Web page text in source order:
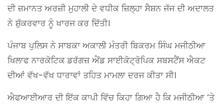
ਦੀ ਜ਼ਮਾਨਤ ਅਰਜ਼ੀ ਮੁਹਾਲੀ ਦੇ ਵਧੀਕ ਜ਼ਿਲ੍ਹਾ ਸੈਸ਼ਨ ਜੱਜ ਦੀ ਅਦਾਲਤ
ਨੇ ਸ਼ੁੱਕਰਵਾਰ ਨੂੰ ਖਾਰਜ ਕਰ ਦਿੱਤੀ।
ਪੰਜਾਬ ਪੁਲਿਸ ਨੇ ਸਾਬਕਾ ਅਕਾਲੀ ਮੰਤਰੀ ਬਿਕਰਮ ਸਿੰਘ ਮਜੀਠੀਆ
ਖਿਲਾਫ ਨਾਰਕੋਟਿਕ ਡਰੱਗਜ਼ ਐਂਡ ਸਾਈਕੋਟ੍ਰੋਪਿਕ ਸਬਸਟੈਂਸ ਐਕਟ
ਦੀਆਂ ਵੱਖ-ਵੱਖ ਧਾਰਾਵਾਂ ਤਹਿਤ ਮਾਮਲਾ ਦਰਜ ਕੀਤਾ ਸੀ।
ਐਫਆਈਆਰ ਦੀ ਇੱਕ ਕਾਪੀ ਵਿੱਚ ਕਿਹਾ ਗਿਆ ਹੈ ਕਿ ਮਜੀਠੀਆ ‘ਤੇ